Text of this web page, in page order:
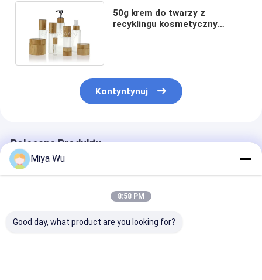
50g krem ​​do twarzy z
recyklingu kosmetyczny
Kontyntynuj
Polecane Produkty
Miya Wu
8:58 PM
Good day, what product are you looking for?